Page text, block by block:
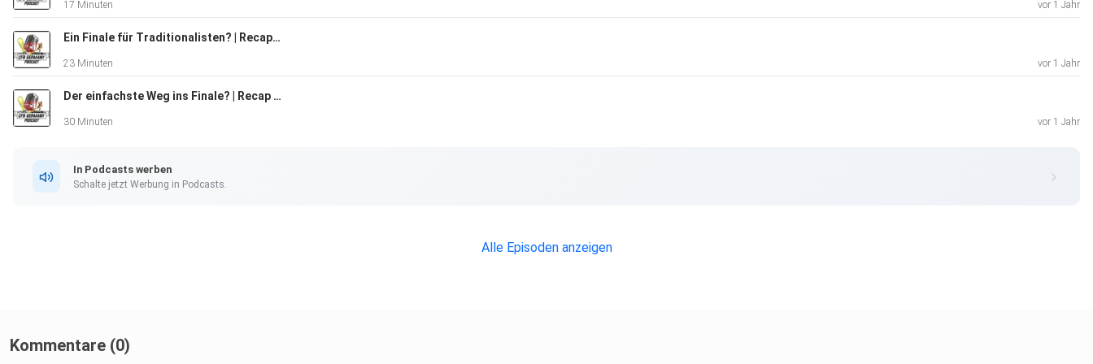
17 Minuten vor 1 Jahr
Ein Finale für Traditionalisten? | Recap der zweiten Playoff-Runde & Semi-final Preview 2024
23 Minuten vor 1 Jahr
Der einfachste Weg ins Finale? | Recap der ersten Playoff-Runde 2024
30 Minuten vor 1 Jahr
In Podcasts werben
Schalte jetzt Werbung in Podcasts.
Alle Episoden anzeigen
Kommentare (0)